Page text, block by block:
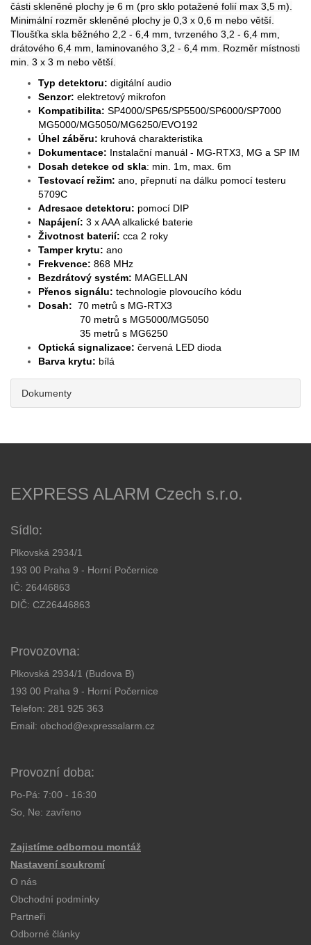
části skleněné plochy je 6 m (pro sklo potažené folií max 3,5 m).
Minimální rozměr skleněné plochy je 0,3 x 0,6 m nebo větší.
Tloušťka skla běžného 2,2 - 6,4 mm, tvrzeného 3,2 - 6,4 mm,
drátového 6,4 mm, laminovaného 3,2 - 6,4 mm. Rozměr místnosti
min. 3 x 3 m nebo větší.
Typ detektoru: digitální audio
Senzor: elektretový mikrofon
Kompatibilita: SP4000/SP65/SP5500/SP6000/SP7000
MG5000/MG5050/MG6250/EVO192
Úhel záběru: kruhová charakteristika
Dokumentace: Instalační manuál - MG-RTX3, MG a SP IM
Dosah detekce od skla: min. 1m, max. 6m
Testovací režim: ano, přepnutí na dálku pomocí testeru
5709C
Adresace detektoru: pomocí DIP
Napájení: 3 x AAA alkalické baterie
Životnost baterií: cca 2 roky
Tamper krytu: ano
Frekvence: 868 MHz
Bezdrátový systém: MAGELLAN
Přenos signálu: technologie plovoucího kódu
Dosah: 70 metrů s MG-RTX3
70 metrů s MG5000/MG5050
35 metrů s MG6250
Optická signalizace: červená LED dioda
Barva krytu: bílá
Dokumenty
EXPRESS ALARM Czech s.r.o.
Sídlo:
Plkovská 2934/1
193 00 Praha 9 - Horní Počernice
IČ: 26446863
DIČ: CZ26446863
Provozovna:
Plkovská 2934/1 (Budova B)
193 00 Praha 9 - Horní Počernice
Telefon: 281 925 363
Email: obchod@expressalarm.cz
Provozní doba:
Po-Pá: 7:00 - 16:30
So, Ne: zavřeno
Zajistíme odbornou montáž
Nastavení soukromí
O nás
Obchodní podmínky
Partneři
Odborné články